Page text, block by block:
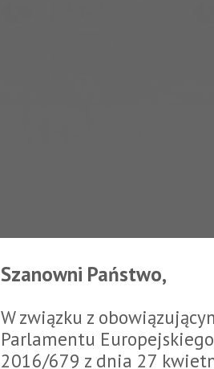
Szanowni Państwo,
W związku z
Parlamentu
2016/679 z dnia 27